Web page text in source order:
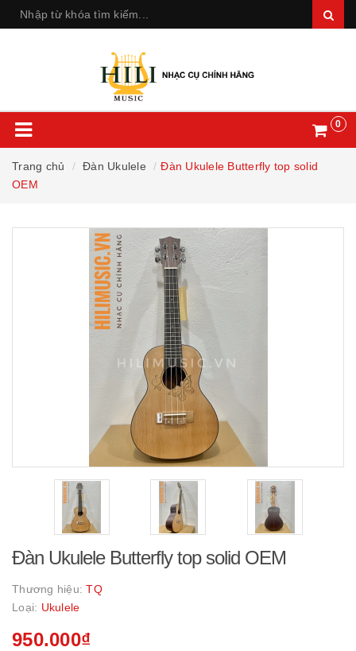
0
Trang chủ Đàn Ukulele
Đàn Ukulele Butterfly top solid
OEM
Đàn Ukulele Butterfly top solid OEM
Thương hiệu:TQ
Loại: Ukulele
950.000₫